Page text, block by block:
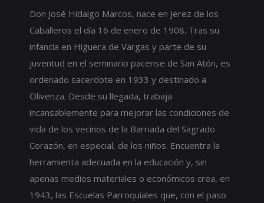
Don José Hidalgo Marcos, nace en Jerez de los
Caballeros el día 16 de enero de 1908. Tras su
infancia en Higuera de Vargas y parte de su
juventud en el seminario pacense de San Atón, es
ordenado sacerdote en 1933 y destinado a
Olivenza. Desde su llegada, trabaja
incansablemente para mejorar las condiciones de
vida de los vecinos de la Barriada del Sagrado
Corazón, en especial, de los niños. Encuentra la
herramienta adecuada en la educación y, sin
apenas medios materiales o económicos crea, en
1943, las Escuelas Parroquiales que, con el paso